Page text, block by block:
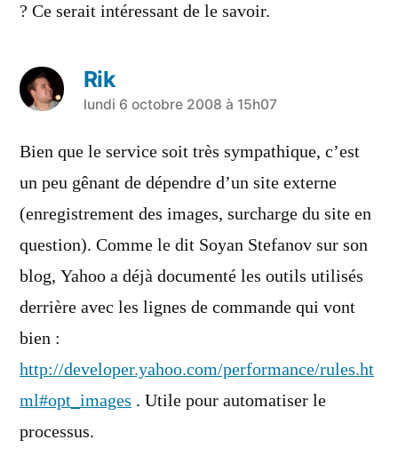
? Ce serait intéressant de le savoir.
Rik
a
dit :
lundi 6 octobre 2008 à 15h07
Bien que le service soit très sympathique, c’est
un peu gênant de dépendre d’un site externe
(enregistrement des images, surcharge du site en
question). Comme le dit Soyan Stefanov sur son
blog, Yahoo a déjà documenté les outils utilisés
derrière avec les lignes de commande qui vont
bien :
http://developer.yahoo.com/performance/rules.ht
ml#opt_images . Utile pour automatiser le
processus.